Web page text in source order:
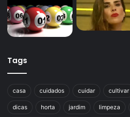
Tags
casa cuidados cuidar cultivar
dicas horta jardim limpeza